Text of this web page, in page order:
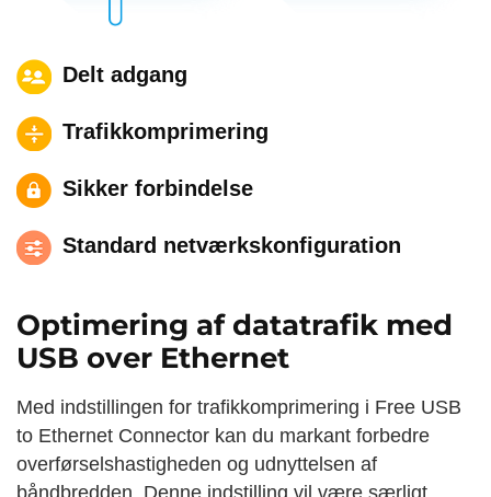
Delt adgang
Trafikkomprimering
Sikker forbindelse
Standard netværkskonfiguration
Optimering af datatrafik med
USB over Ethernet
Med indstillingen for trafikkomprimering i Free USB
to Ethernet Connector kan du markant forbedre
overførselshastigheden og udnyttelsen af
båndbredden. Denne indstilling vil være særligt